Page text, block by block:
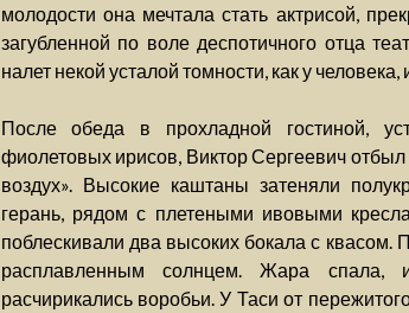
молодости она мечтала стать актрисой,
загубленной по воле деспотичного отца
налет некой усталой томности, как у
После обеда в прохладной гостиной,
фиолетовых ирисов, Виктор Сергеевич отбыл
воздух». Высокие каштаны затеняли
герань, рядом с плетеными ивовыми
поблескивали два высоких бокала с квасом.
расплавленным солнцем. Жара спала,
расчирикались воробьи. У Таси от